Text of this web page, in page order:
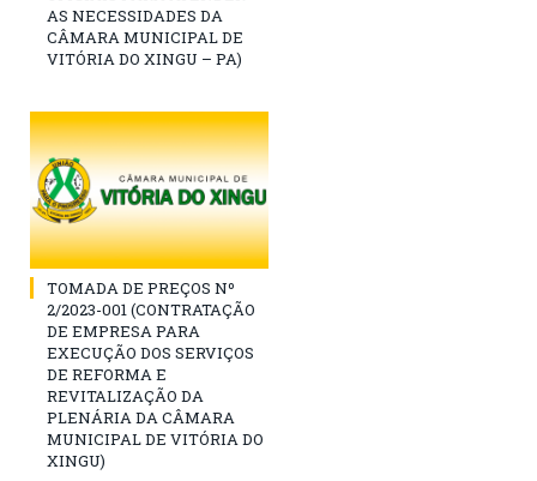
AS NECESSIDADES DA
CÂMARA MUNICIPAL DE
VITÓRIA DO XINGU – PA)
TOMADA DE PREÇOS Nº
2/2023-001 (CONTRATAÇÃO
DE EMPRESA PARA
EXECUÇÃO DOS SERVIÇOS
DE REFORMA E
REVITALIZAÇÃO DA
PLENÁRIA DA CÂMARA
MUNICIPAL DE VITÓRIA DO
XINGU)